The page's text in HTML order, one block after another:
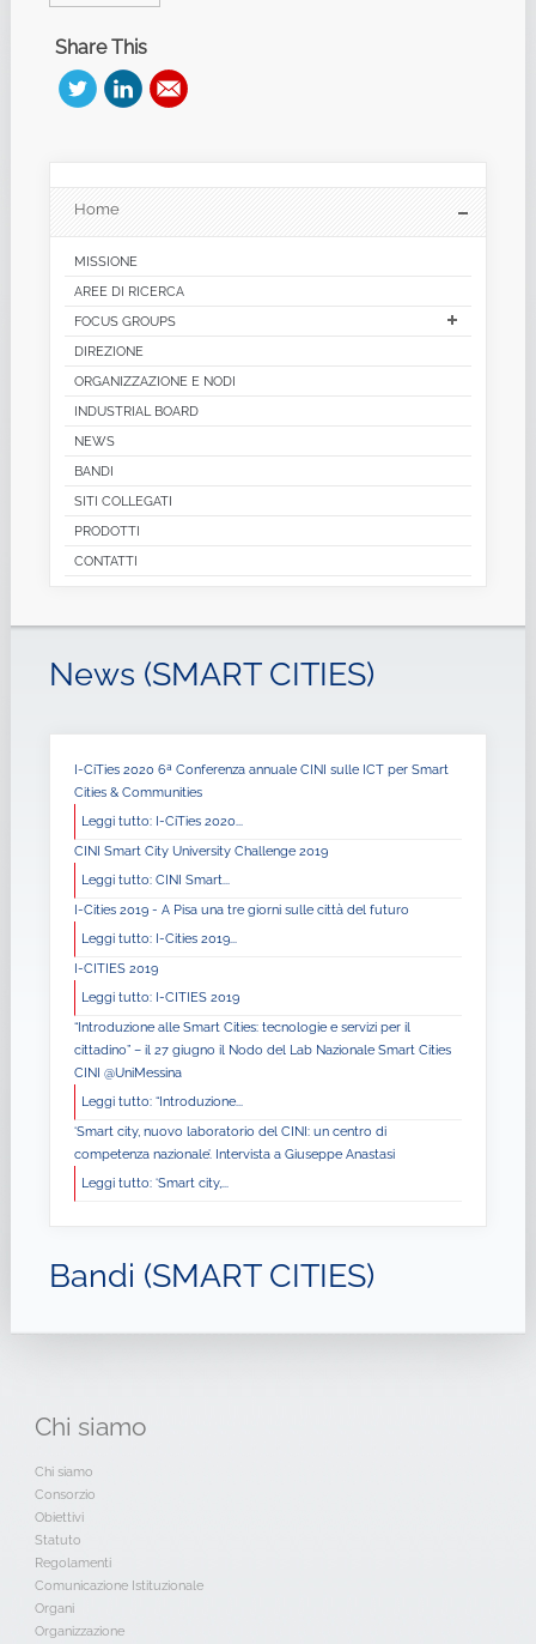
Share This
Home
MISSIONE
AREE DI RICERCA
FOCUS GROUPS
DIREZIONE
ORGANIZZAZIONE E NODI
INDUSTRIAL BOARD
NEWS
BANDI
SITI COLLEGATI
PRODOTTI
CONTATTI
News (SMART CITIES)
I-CiTies 2020 6ª Conferenza annuale CINI sulle ICT per Smart
Cities & Communities
Leggi tutto: I-CiTies 2020...
CINI Smart City University Challenge 2019
Leggi tutto: CINI Smart...
I-Cities 2019 - A Pisa una tre giorni sulle città del futuro
Leggi tutto: I-Cities 2019...
I-CITIES 2019
Leggi tutto: I-CITIES 2019
“Introduzione alle Smart Cities: tecnologie e servizi per il
cittadino” – il 27 giugno il Nodo del Lab Nazionale Smart Cities
CINI @UniMessina
Leggi tutto: “Introduzione...
‘Smart city, nuovo laboratorio del CINI: un centro di
competenza nazionale’. Intervista a Giuseppe Anastasi
Leggi tutto: ‘Smart city,...
Bandi (SMART CITIES)
Chi siamo
Chi siamo
Consorzio
Obiettivi
Statuto
Regolamenti
Comunicazione Istituzionale
Organi
Organizzazione